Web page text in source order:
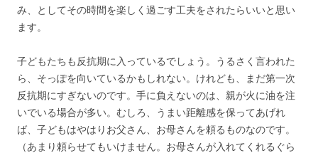
み、としてその時間を楽しく過ごす工夫をされたらいいと思い
ます。
子どもたちも反抗期に入っているでしょう。うるさく言われた
ら、そっぽを向いているかもしれない。けれども、まだ第一次
反抗期にすぎないのです。手に負えないのは、親が火に油を注
いでいる場合が多い。むしろ、うまい距離感を保ってあげれ
ば、子どもはやはりお父さん、お母さんを頼るものなのです。
（あまり頼らせてもいけません。お母さんが入れてくれるぐら